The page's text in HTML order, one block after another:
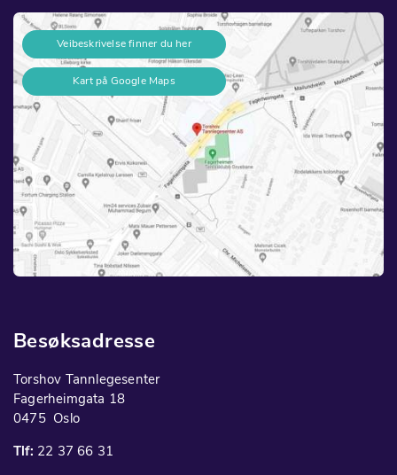
Veibeskrivelse finner du her
Kart på Google Maps
Besøksadresse
Torshov Tannlegesenter
Fagerheimgata 18
0475 Oslo
Tlf: 22 37 66 31